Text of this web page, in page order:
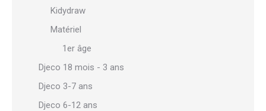
Kidydraw
Matériel
1er âge
Djeco 18 mois - 3 ans
Djeco 3-7 ans
Djeco 6-12 ans